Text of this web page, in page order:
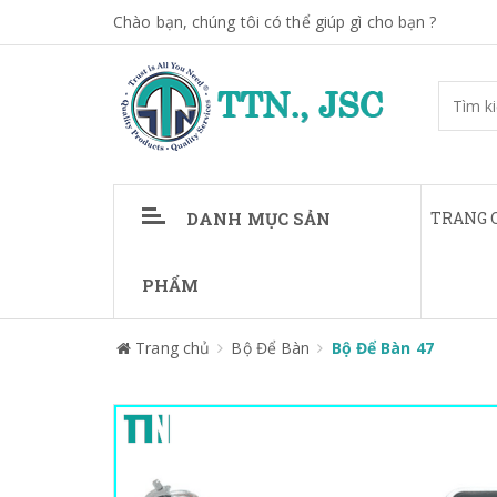
Chào bạn, chúng tôi có thể giúp gì cho bạn ?
DANH MỤC SẢN
PHẨM
TRANG
Trang chủ Bộ Để Bàn Bộ Để Bàn 47